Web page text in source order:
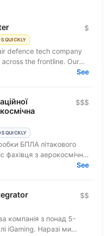
QUICKLY
$
defence tech company
the frontline. Our
technical...
See
QUICKLY
$$$
БПЛА літакового
фахівця з аерокосмічної
з експлуатаційної...See
$$
компанія з понад 5-
iGaming. Наразі ми